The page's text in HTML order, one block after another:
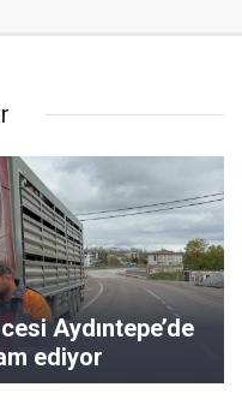
Aydıntepe’de
ediyor